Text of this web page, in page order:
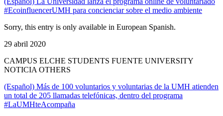
#EcoinfluencerUMH para concienciar sobre el medio ambiente
Sorry, this entry is only available in European Spanish.
29 abril 2020
CAMPUS ELCHE STUDENTS FUENTE UNIVERSITY
NOTICIA OTHERS
(Español) Más de 100 voluntarios y voluntarias de la UMH atienden
un total de 205 llamadas telefónicas, dentro del programa
#LaUMHteAcompaña